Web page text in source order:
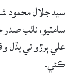
سيد جلال محمود
سامٽيو، نائب
علي ٻرڙو تي ٻڌل
ڪئي.